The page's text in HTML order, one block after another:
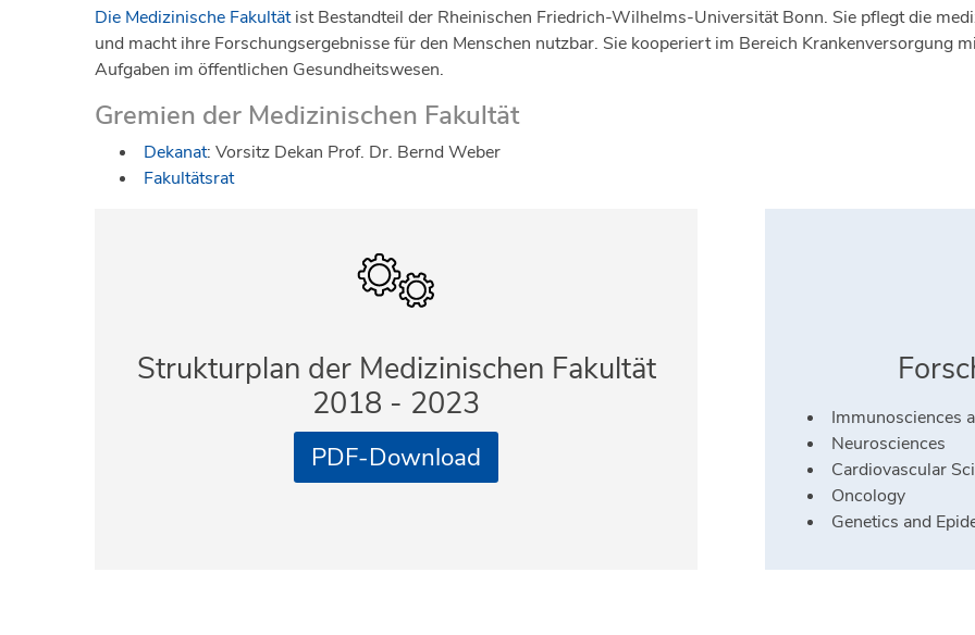
Die Medizinische Fakultätist Bestandteil der Rheinischen Friedrich-Wilhelms-Universität Bonn. Sie pflegt die
und macht ihre Forschungsergebnisse für den Menschen nutzbar. Sie kooperiert im Bereich Krankenversorgung
Aufgaben im öffentlichen Gesundheitswesen.
Gremien der Medizinischen Fakultät
Dekanat: Vorsitz Dekan Prof. Dr. Bernd Weber
Fakultätsrat
Strukturplan der Medizinischen Fakultät
2018 - 2023
PDF-Download
Immunosciences
Neurosciences
Cardiovascular
Oncology
Genetics and